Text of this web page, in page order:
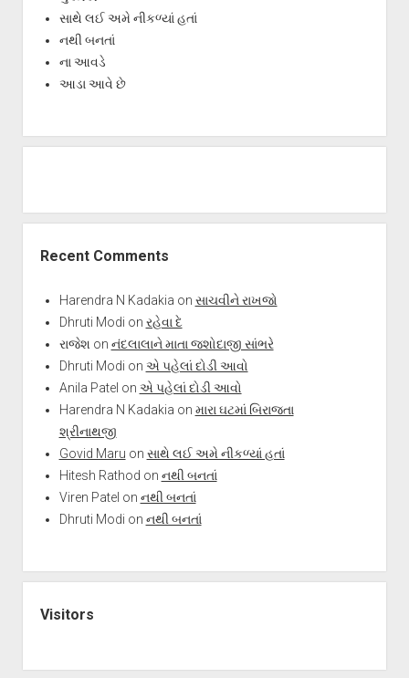
સાથે લઈ અમે નીકળ્યાં હતાં
નથી બનતાં
ના આવડે
આડા આવે છે
Recent Comments
Harendra N Kadakia on સાચવીને રાખજો
Dhruti Modi on રહેવા દે
રાજેશ on નંદલાલાને માતા જશોદાજી સાંભરે
Dhruti Modi on એ પહેલાં દોડી આવો
Anila Patel on એ પહેલાં દોડી આવો
Harendra N Kadakia on મારા ઘટમાં બિરાજતા
શ્રીનાથજી
Govid Maru on સાથે લઈ અમે નીકળ્યાં હતાં
Hitesh Rathod on નથી બનતાં
Viren Patel on નથી બનતાં
Dhruti Modi on નથી બનતાં
Visitors